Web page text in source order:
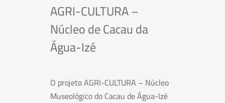
AGRI-CULTURA –
Núcleo de Cacau da
Água-Izé
O projeto AGRI-CULTURA – Núcleo
Museológico do Cacau de Água-Izé